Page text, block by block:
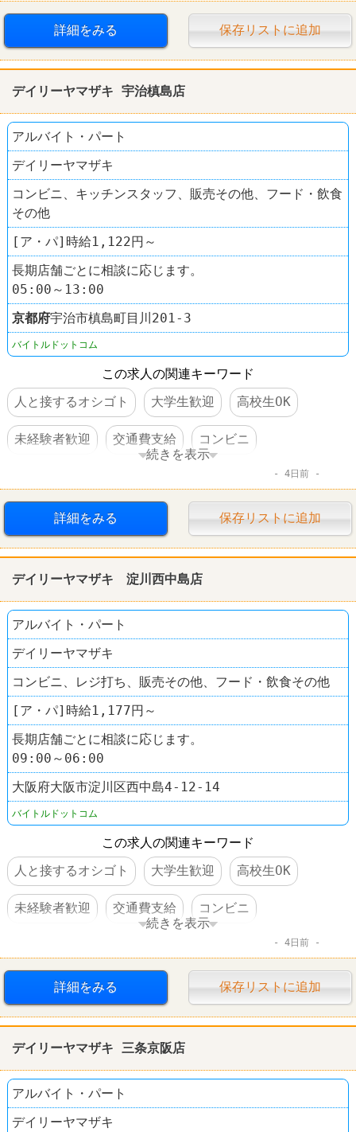
詳細をみる 保存リストに追加
デイリーヤマザキ 宇治槙島店
アルバイト・パート
デイリーヤマザキ
コンビニ、キッチンスタッフ、販売その他、フード・飲食
その他
[ア・パ]時給1,122円～
長期店舗ごとに相談に応じます。
05:00～13:00
京都府宇治市槙島町目川201‐3
バイトルドットコム
この求人の関連キーワード
人と接するオシゴト
大学生歓迎 高校生OK
未経験者歓迎 交通費支給 コンビニ
続きを表示
4日前
詳細をみる 保存リストに追加
デイリーヤマザキ 淀川西中島店
アルバイト・パート
デイリーヤマザキ
コンビニ、レジ打ち、販売その他、フード・飲食その他
[ア・パ]時給1,177円～
長期店舗ごとに相談に応じます。
09:00～06:00
大阪府大阪市淀川区西中島4-12-14
バイトルドットコム
この求人の関連キーワード
人と接するオシゴト
大学生歓迎 高校生OK
未経験者歓迎 交通費支給 コンビニ
続きを表示
4日前
詳細をみる 保存リストに追加
デイリーヤマザキ 三条京阪店
アルバイト・パート
デイリーヤマザキ